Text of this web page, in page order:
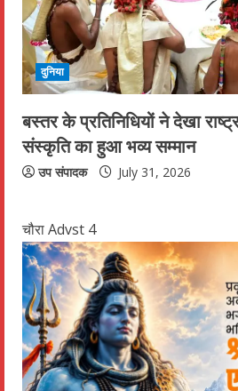
दुनिया
बस्तर के प्रतिनिधियों ने देखा
संस्कृति का हुआ भव्य सम्मान
उप संपादक July 31, 2026
चौरा Advst 4